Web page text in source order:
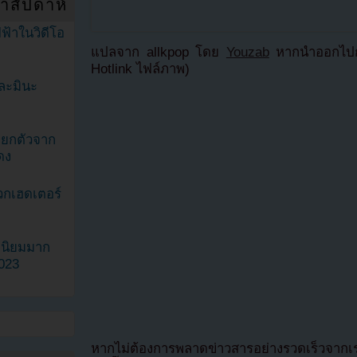
แปลจาก allkpop โดย Youzabหากนำออกไป
Hotlink ไฟล์ภาพ)
หากไม่ต้องการพลาดข่าวสารอย่างรวดเร็วจ
สัปดาห์
าในวิดีโอ
ะมินะ
กตัวจาก
เฮดเตอร์
ยมมาก